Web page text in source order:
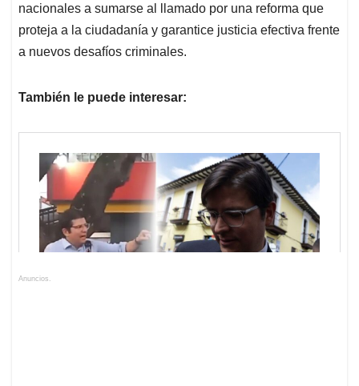
nacionales a sumarse al llamado por una reforma que
proteja a la ciudadanía y garantice justicia efectiva frente
a nuevos desafíos criminales.
También le puede interesar:
Anuncios.